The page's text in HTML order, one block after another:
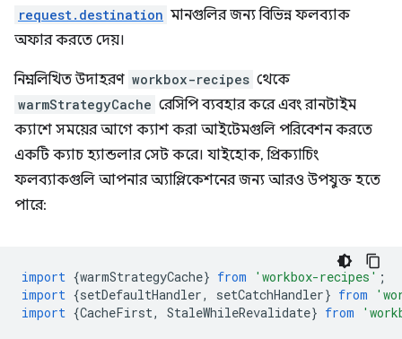
request.destination মানগুলির জন্য বিভিন্ন ফলব্যাক
অফার করতে দেয়।
নিম্নলিখিত উদাহরণ workbox-recipes থেকে
warmStrategyCache রেসিপি ব্যবহার করে এবং রানটাইম
ক্যাশে সময়ের আগে ক্যাশ করা আইটেমগুলি পরিবেশন করতে
একটি ক্যাচ হ্যান্ডলার সেট করে। যাইহোক, প্রিক্যাচিং
ফলব্যাকগুলি আপনার অ্যাপ্লিকেশনের জন্য আরও উপযুক্ত হতে
পারে:
import {warmStrategyCache} from 'workbox-recipes' ;
import {setDefaultHandler, setCatchHandler} from
import {CacheFirst, StaleWhileRevalidate} from